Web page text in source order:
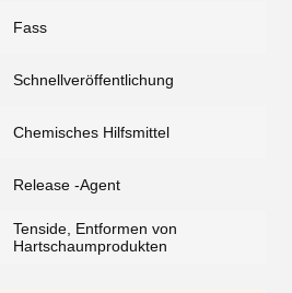
Fass
Schnellveröffentlichung
Chemisches Hilfsmittel
Release -Agent
Tenside, Entformen von
Hartschaumprodukten